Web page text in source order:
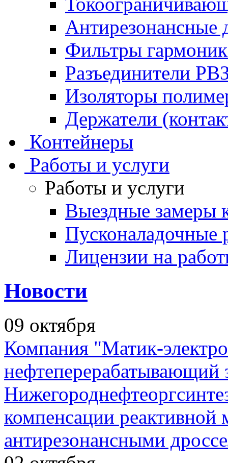
Антирезонансные
Фильтры
Разъединители
Изоляторы
Держатели
Контейнеры
Работы и услуги
Работы и услуги
Выездные замеры
Лицензии на
Новости
09 октября
Компания "Матик-
компенсации
антирезонансными